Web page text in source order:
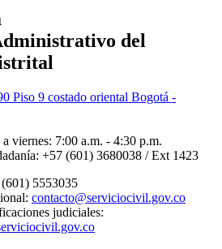
del
Piso 9 costado oriental Bogotá -
a viernes: 7:00 a.m. - 4:30 p.m.
+57 (601) 3680038 / Ext 1423
5553035
contacto@serviciocivil.gov.co
judiciales: